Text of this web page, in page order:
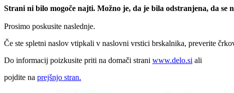
Strani ni bilo mogoče najti. Možno je, da je bila odstranjena, da se
Prosimo poskusite naslednje.
Če ste spletni naslov vtipkali v naslovni vrstici brskalnika, preverite
Do informacij poizkusite priti na domači strani www.delo.si ali
pojdite na prejšnjo stran.